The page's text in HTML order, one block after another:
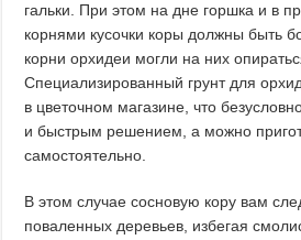
гальки. При этом на дне горшка и в
корнями кусочки коры должны быть
корни орхидеи могли на них
Специализированный грунт для
в цветочном магазине, что
и быстрым решением, а можно
самостоятельно.
В этом случае сосновую кору вам
поваленных деревьев, избегая